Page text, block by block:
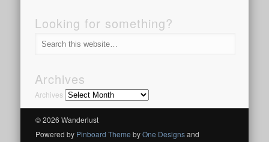
Looking for something?
Archives
Archives
© 2026 Wanderlust
Powered by Pinboard Theme byOne Designsand